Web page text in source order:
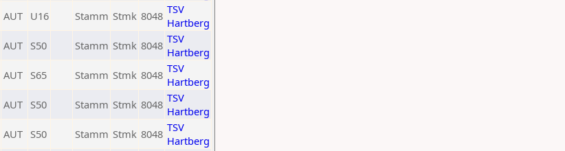
AUT U16 Stamm Stmk 8048 TSV
Hartberg
AUT S50 Stamm Stmk 8048 TSV
Hartberg
AUT S65 Stamm Stmk 8048 TSV
Hartberg
AUT S50 Stamm Stmk 8048 TSV
Hartberg
AUT S50 Stamm Stmk 8048 TSV
Hartberg